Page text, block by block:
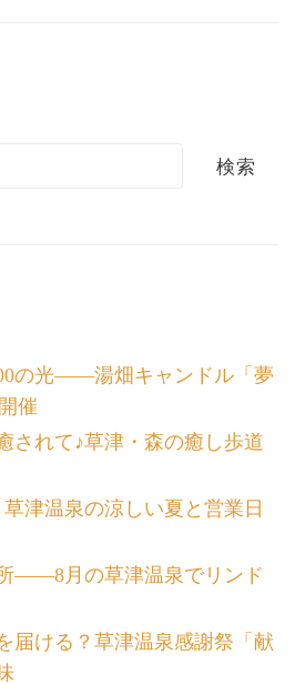
検索
の光――湯畑キャンドル「夢
催
されて♪草津・森の癒し歩道
草津温泉の涼しい夏と営業日
――8月の草津温泉でリンド
届ける？草津温泉感謝祭「献